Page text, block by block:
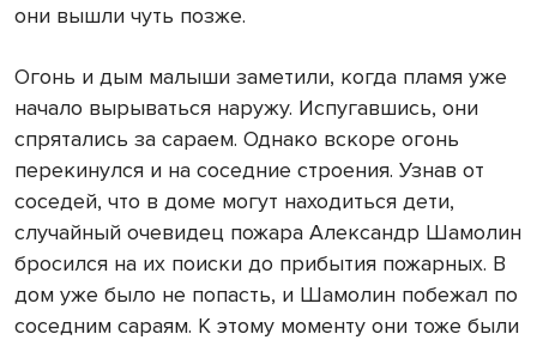
они вышли чуть позже.
Огонь и дым малыши заметили, когда пламя уже
начало вырываться наружу. Испугавшись, они
спрятались за сараем. Однако вскоре огонь
перекинулся и на соседние строения. Узнав от
соседей, что в доме могут находиться дети,
случайный очевидец пожара Александр Шамолин
бросился на их поиски до прибытия пожарных. В
дом уже было не попасть, и Шамолин побежал по
соседним сараям. К этому моменту они тоже были